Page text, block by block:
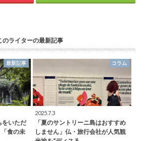
のライターの最新記事
最新記事
をいただ
食の未
コラム
2025.7.3
「夏のサントリーニ島はおすすめ
しません」仏・旅行会社が人気観